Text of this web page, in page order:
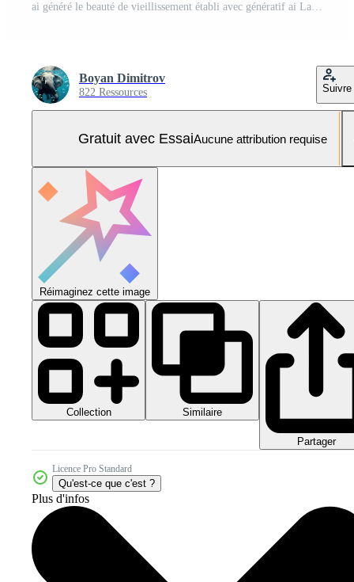
ai généré le beauté de vieillissement établi avec génératif ai La technologie Photo Pro
Boyan Dimitrov
822 Ressources Suivre
Gratuit avec EssaiAucune attribution requise
Réimaginez cette image
Collection Similaire
Partager
Licence Pro Standard
Qu'est-ce que c'est ?
Plus d'infos